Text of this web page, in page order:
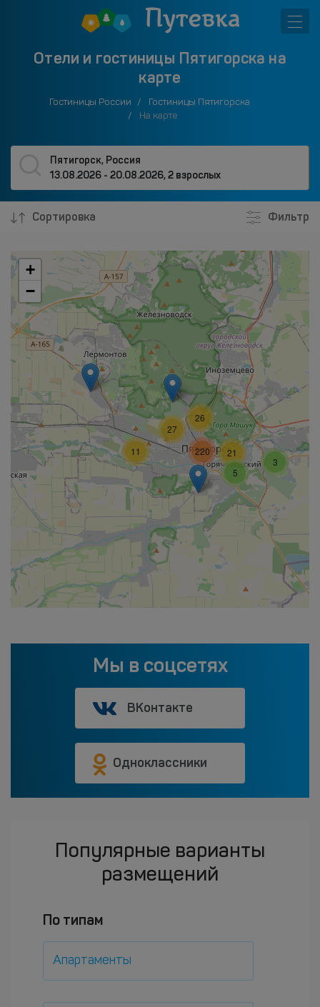
Отели и гостиницы Пятигорска на
карте
Гостиницы России
Гостиницы Пятигорска
На карте
Пятигорск, Россия
13.08.2026 - 20.08.2026,2 взрослых
Сортировка Фильтр
5
27
21
26
11
220
3
+
−
Мы в соцсетях
ВКонтакте
Одноклассники
Популярные варианты
размещений
По типам
Апартаменты